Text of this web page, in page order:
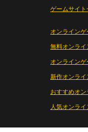
ゲームサイト
オンラインゲ
無料オンライ
オンライン
新作オンライ
おすすめオ
人気オンラ